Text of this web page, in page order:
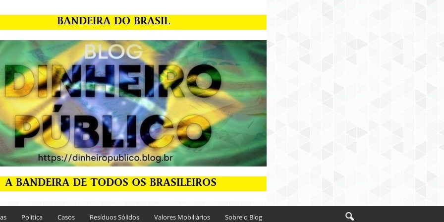
Politica Casos Resíduos Sólidos Valores Mobiliários Sobre o Blog